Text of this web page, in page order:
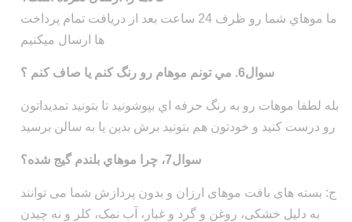
ما موهاي شما رو ظرف 24 ساعت بعد از دریافت تمام پرداخت
ها ارسال ميکنيم
سوال6. مي تونم موهام رو رنگ کنم يا صاف کنم ؟
بله لطفا موهات رو به رنگ حرفه اي بپوشونيد تا بتونيد تمديداتون
رو درست کنيد و خودتون هم بتونيد برش بدين يا به سالن برسيد
سوال7، چرا موهاي بلندم گيج شده؟
ج: بسته های بافت موهای ارزان و بدون پردازش شما می توانند
به دلیل خشکی، روغن و گرد و غبار، آب نمک، کلر و نه چیدن